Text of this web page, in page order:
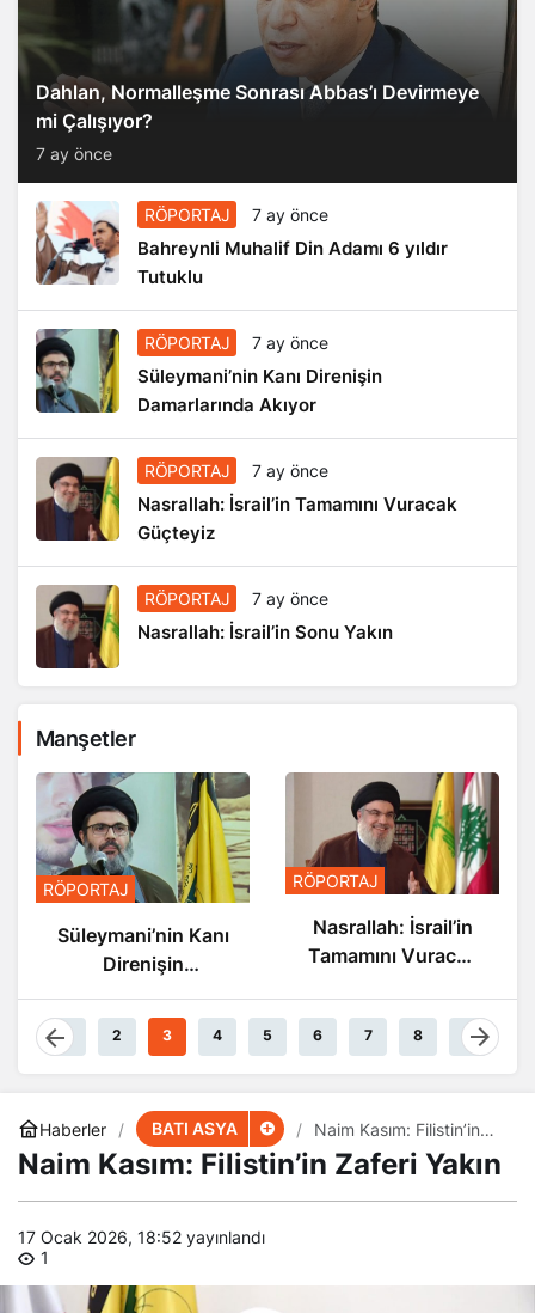
Dahlan, Normalleşme Sonrası Abbas’ı Devirmeye
mi Çalışıyor?
7 ay önce
RÖPORTAJ 7 ay önce
Bahreynli Muhalif Din Adamı 6 yıldır
Tutuklu
RÖPORTAJ 7 ay önce
Süleymani’nin Kanı Direnişin
Damarlarında Akıyor
RÖPORTAJ 7 ay önce
Nasrallah: İsrail’in Tamamını Vuracak
Güçteyiz
RÖPORTAJ 7 ay önce
Nasrallah: İsrail’in Sonu Yakın
Manşetler
RÖPORTAJ
Süleymani’nin Kanı
Direnişin
Damarlarında
Akıyor
RÖPORTAJ
Nasrallah: İsrail’in
Tamamını Vuracak
1 2 3 4 5 6 7 8 9
Haberler BATI ASYA
Naim Kasım: Filistin’in
Zaferi Yakın
Naim Kasım: Filistin’in Zaferi Yakın
17 Ocak 2026, 18:52 yayınlandı
1